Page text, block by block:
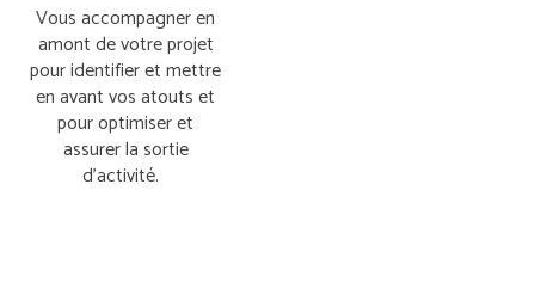
Vous accompagner en
amont de votre projet
pour identifier et mettre
en avant vos atouts et
pour optimiser et
assurer la sortie
d’activité.